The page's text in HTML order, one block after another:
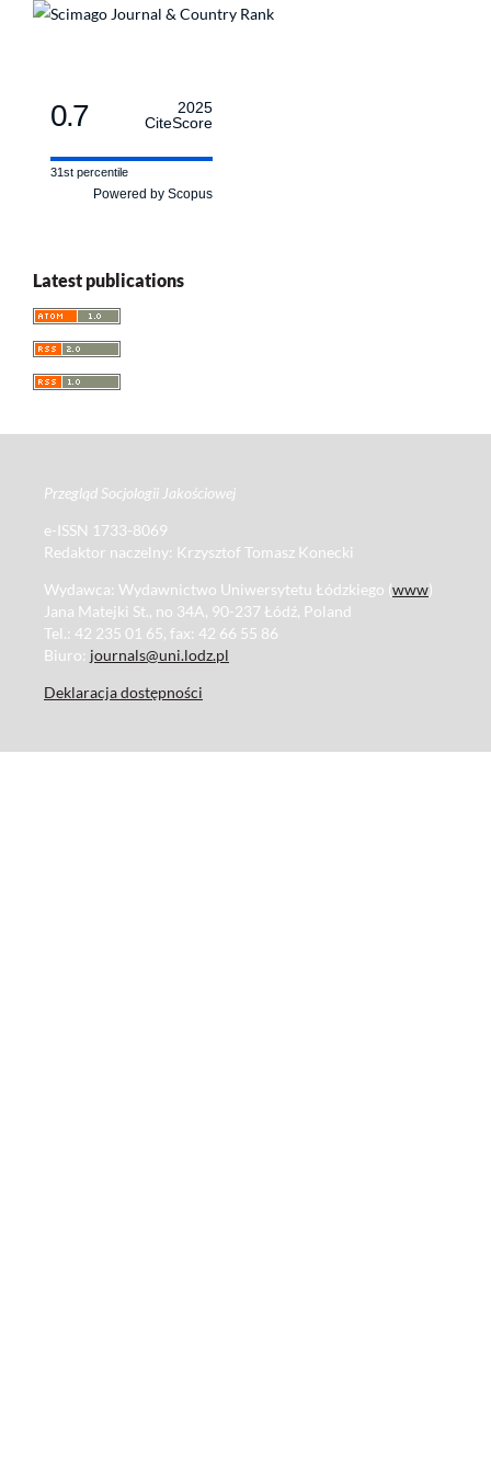
0.7
2025
CiteScore
31st percentile
Powered by Scopus
Latest publications
Przegląd Socjologii Jakościowej
e-ISSN 1733-8069
Redaktor naczelny: Krzysztof Tomasz Konecki
Wydawca: Wydawnictwo Uniwersytetu Łódzkiego (www)
Jana Matejki St., no 34A, 90-237 Łódź, Poland
Tel.: 42 235 01 65, fax: 42 66 55 86
Biuro: journals@uni.lodz.pl
Deklaracja dostępności